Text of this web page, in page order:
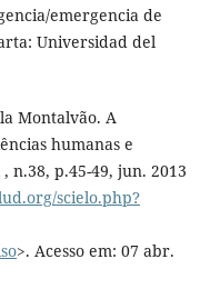
emergencia de
Universidad del
Montalvão. A
humanas e
n.38, p.45-49, jun. 2013
scielo.php?
>. Acesso em: 07 abr.